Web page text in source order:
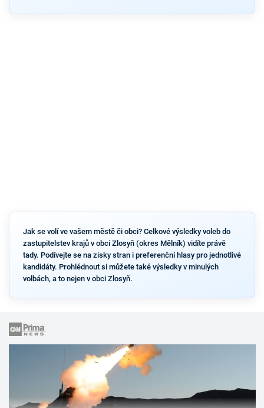
Jak se volí ve vašem městě či obci? Celkové výsledky voleb do
zastupitelstev krajů v obci Zlosyň (okres Mělník) vidíte právě
tady. Podívejte se na zisky stran i preferenční hlasy pro jednotlivé
kandidáty. Prohlédnout si můžete také výsledky v minulých
volbách, a to nejen v obci Zlosyň.